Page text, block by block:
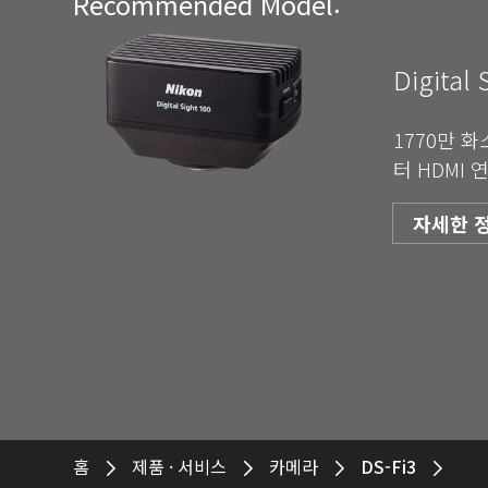
Digital
1770만 화
터 HDMI
자세한
홈 제품 · 서비스 카메라 DS-Fi3